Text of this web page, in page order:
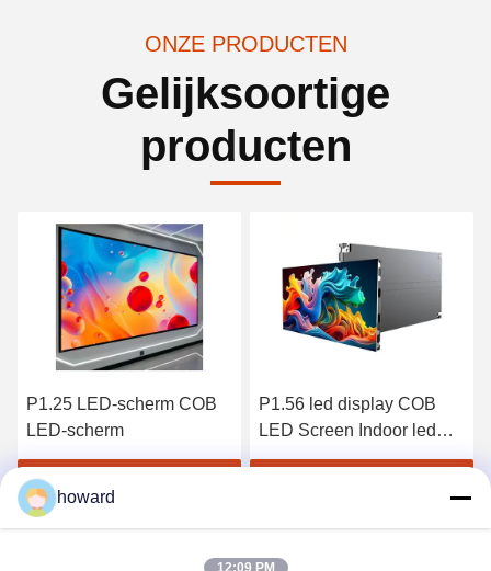
ONZE PRODUCTEN
Gelijksoortige
producten
P1.56 led display COB
LED Screen Indoor led
display screen
Krijg Beste Prijs
Home Theater Fine Pitch
Cob P0.9 Led-scherm
voor binnen
howard
12:09 PM